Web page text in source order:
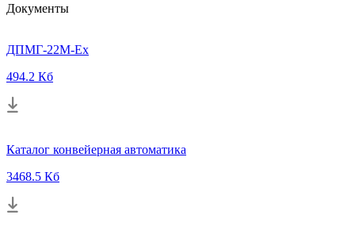
Документы
ДПМГ-22M-Ех
494.2 Кб
Каталог конвейерная автоматика
3468.5 Кб